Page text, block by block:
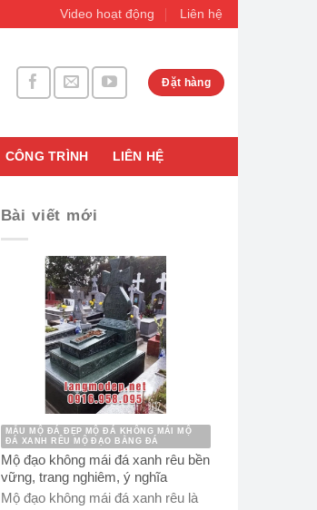
Video hoạt động Liên hệ
Đặt hàng
CÔNG TRÌNH LIÊN HỆ
Bài viết mới
MẪU MỘ ĐÁ ĐẸP MỘ ĐÁ KHÔNG MÁI MỘ
ĐÁ XANH RÊU MỘ ĐẠO BẰNG ĐÁ
Mộ đạo không mái đá xanh rêu bền
vững, trang nghiêm, ý nghĩa
Mộ đạo không mái đá xanh rêu là